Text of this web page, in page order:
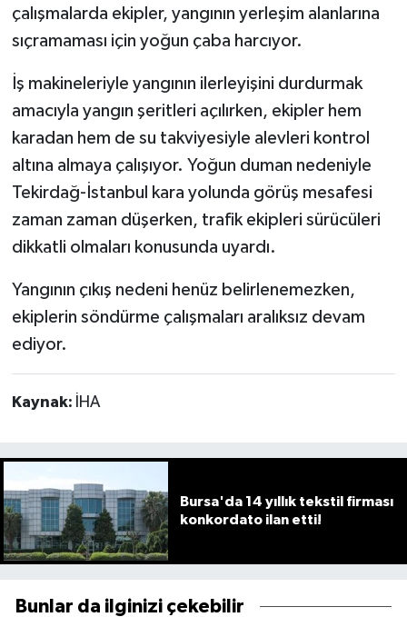
çalışmalarda ekipler, yangının yerleşim alanlarına
sıçramaması için yoğun çaba harcıyor.
İş makineleriyle yangının ilerleyişini durdurmak
amacıyla yangın şeritleri açılırken, ekipler hem
karadan hem de su takviyesiyle alevleri kontrol
altına almaya çalışıyor. Yoğun duman nedeniyle
Tekirdağ-İstanbul kara yolunda görüş mesafesi
zaman zaman düşerken, trafik ekipleri sürücüleri
dikkatli olmaları konusunda uyardı.
Yangının çıkış nedeni henüz belirlenemezken,
ekiplerin söndürme çalışmaları aralıksız devam
ediyor.
Kaynak: İHA
Bursa'da 14 yıllık tekstil firması
konkordato ilan etti!
Bunlar da ilginizi çekebilir